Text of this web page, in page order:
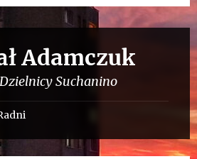
Adamczuk
Suchanino